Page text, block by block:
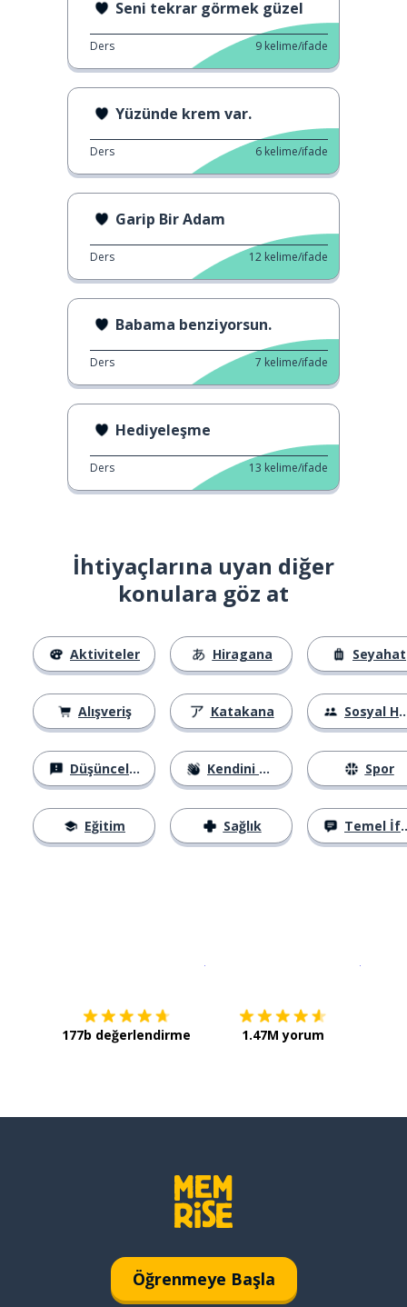
Seni tekrar görmek güzel
Ders 9 kelime/ifade
Yüzünde krem var.
Ders 6 kelime/ifade
Garip Bir Adam
Ders 12 kelime/ifade
Babama benziyorsun.
Ders 7 kelime/ifade
Hediyeleşme
Ders 13 kelime/ifade
İhtiyaçlarına uyan diğer
konulara göz at
Aktiviteler
Alışveriş
Düşünceler
Eğitim
Hiragana
Katakana
Kendini Tanıtma
Sağlık
Seyahat
Sosyal Hayat
Spor
Temel İfadeler
177b değerlendirme 1.47M yorum
Öğrenmeye Başla